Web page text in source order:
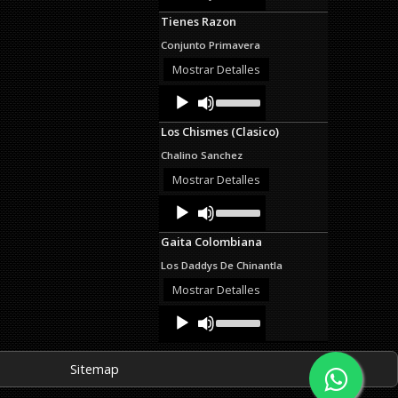
Arrow
keys
increase
or
Tienes Razon
Conjunto Primavera
Mostrar Detalles
Audio
Player
Up/Down
Arrow
keys
increase
or
Los Chismes (Clasico)
Chalino Sanchez
Mostrar Detalles
Audio
Player
Up/Down
Arrow
keys
increase
or
Gaita Colombiana
Los Daddys De Chinantla
Mostrar Detalles
Audio
Player
Up/Down
keys
Sitemap